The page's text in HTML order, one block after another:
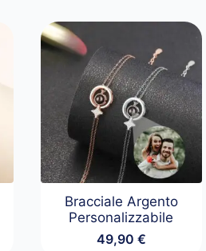
Bracciale Argento
Personalizzabile
49,90 €